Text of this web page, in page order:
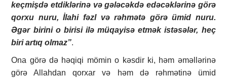
keçmişdə etdiklərinə və gələcəkdə edəcəklərinə görə
qorxu nuru, İlahi fəzl və rəhmətə görə ümid nuru.
Əgər birini o birisi ilə müqayisə etmək istəsələr, heç
biri artıq olmaz”.
Ona görə də həqiqi mömin o kəsdir ki, həm əməllərinə
görə Allahdan qorxar və həm də rəhmətinə ümid